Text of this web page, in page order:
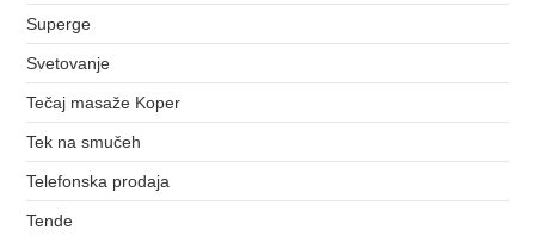
Superge
Svetovanje
Tečaj masaže Koper
Tek na smučeh
Telefonska prodaja
Tende